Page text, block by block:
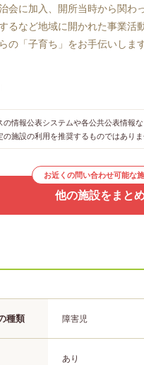
会に加入、開所当時から関わ
るなど地域に開かれた事業活
の「子育ち」をお手伝いします
情報公表システムや各公共公表情報
施設の利用を推奨するものではありま
お近くの問い合わせ可能な
他の施設をまと
種類 障害児
あり